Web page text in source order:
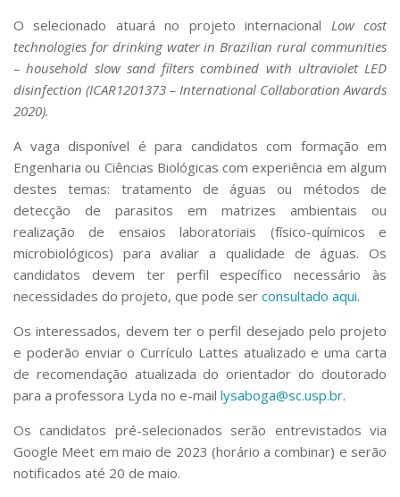
Museus e Espaços Interativos
Serviços
Bibliotecas
Apoio ao Estudante
Outros serviços
Comunicação
Assessorias e Mídias
Aplicativos e Sites
Jornal da USP
Agenda de Eventos
Defesa de Teses
O selecionado atuará no projeto internacional Low cost
technologies for drinking water in Brazilian rural communities
– household slow sand filters combined with ultraviolet LED
disinfection (ICAR1201373 – International Collaboration Awards
2020).
A vaga disponível é para candidatos com formação em
Engenharia ou Ciências Biológicas com experiência em algum
destes temas: tratamento de águas ou métodos de
detecção de parasitos em matrizes ambientais ou
realização de ensaios laboratoriais (físico-químicos e
microbiológicos) para avaliar a qualidade de águas. Os
candidatos devem ter perfil específico necessário às
necessidades do projeto, que pode ser consultado aqui.
Os interessados, devem ter o perfil desejado pelo projeto
e poderão enviar o Currículo Lattes atualizado e uma carta
de recomendação atualizada do orientador do doutorado
para a professora Lyda no e-mail lysaboga@sc.usp.br.
Os candidatos pré-selecionados serão entrevistados via
Google Meet em maio de 2023 (horário a combinar) e serão
notificados até 20 de maio.